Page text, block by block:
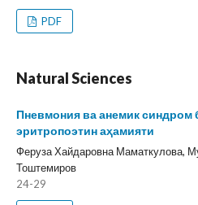
PDF
Natural Sciences
Пневмония ва анемик синдром
эритропоэтин аҳамияти
Феруза Хайдаровна Маматкулова,
Тоштемиров
24-29